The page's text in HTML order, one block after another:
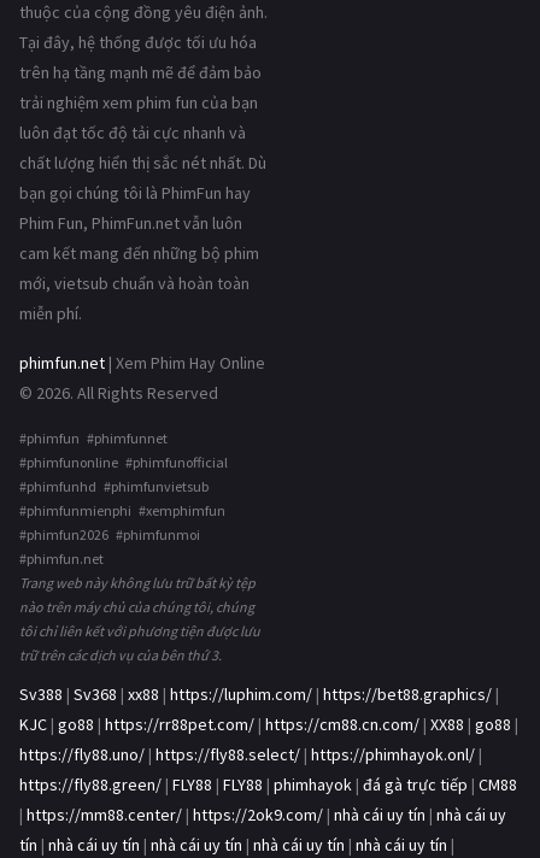
thuộc của cộng đồng yêu điện ảnh.
Tại đây, hệ thống được tối ưu hóa
trên hạ tầng mạnh mẽ để đảm bảo
trải nghiệm xem phim fun của bạn
luôn đạt tốc độ tải cực nhanh và
chất lượng hiển thị sắc nét nhất. Dù
bạn gọi chúng tôi là PhimFun hay
Phim Fun, PhimFun.net vẫn luôn
cam kết mang đến những bộ phim
mới, vietsub chuẩn và hoàn toàn
miễn phí.
phimfun.net | Xem Phim Hay Online
© 2026. All Rights Reserved
#phimfun #phimfunnet
#phimfunonline #phimfunofficial
#phimfunhd #phimfunvietsub
#phimfunmienphi #xemphimfun
#phimfun2026 #phimfunmoi
#phimfun.net
Trang web này không lưu trữ bất kỳ tệp
nào trên máy chủ của chúng tôi, chúng
tôi chỉ liên kết với phương tiện được lưu
trữ trên các dịch vụ của bên thứ 3.
Sv388 | Sv368 | xx88 | https://luphim.com/ | https://bet88.graphics/ |
KJC | go88 | https://rr88pet.com/ | https://cm88.cn.com/ | XX88 | go88 |
https://fly88.uno/ | https://fly88.select/ | https://phimhayok.onl/ |
https://fly88.green/ | FLY88 | FLY88 | phimhayok | đá gà trực tiếp | CM88
| https://mm88.center/ | https://2ok9.com/ | nhà cái uy tín | nhà cái uy
tín | nhà cái uy tín | nhà cái uy tín | nhà cái uy tín | nhà cái uy tín |